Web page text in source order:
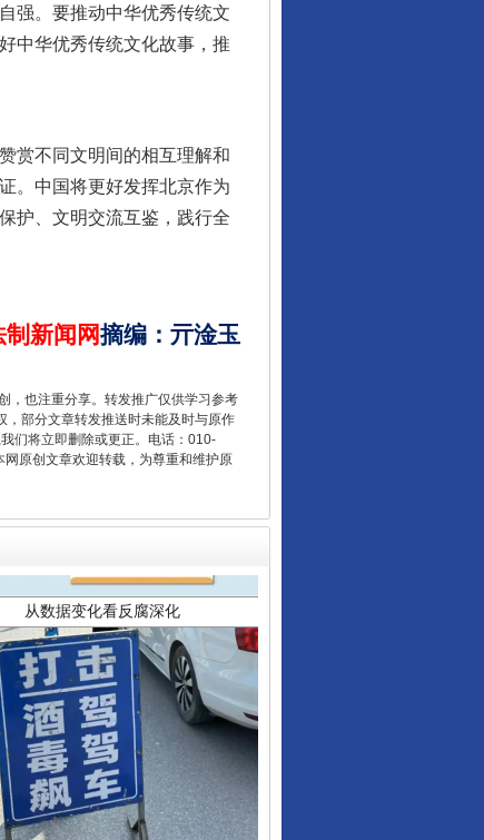
强。要推动中华优秀传统文
中华优秀传统文化故事，推
赏不同文明间的相互理解和
。中国将更好发挥北京作为
护、文明交流互鉴，践行全
新闻网摘编 ： 亓淦玉
，也注重分享。转发推广仅供学习参考
，部分文章转发推送时未能及时与原作
们将立即删除或更正。电话：010-
原创文章欢迎转载，为尊重和维护原
让核能赋能千行百业
从数据变化看反腐深化
酒驾未被当场查获能处罚吗